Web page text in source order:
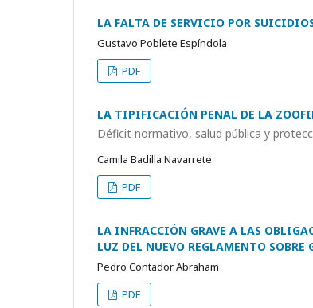
LA FALTA DE SERVICIO POR
Gustavo Poblete Espíndola
PDF
LA TIPIFICACIÓN PENAL DE LA
Déficit normativo, salud pública y
Camila Badilla Navarrete
PDF
LA INFRACCIÓN GRAVE A LAS
LUZ DEL NUEVO REGLAMENTO
Pedro Contador Abraham
PDF